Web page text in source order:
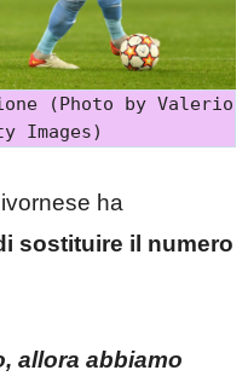
(Photo by Valerio
Images)
ha
sostituire il numero
allora abbiamo